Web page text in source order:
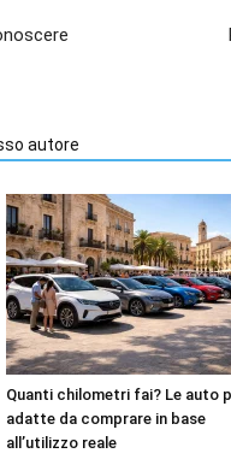
autore
Quanti chilometri fai? Le auto
adatte da comprare in base
all’utilizzo reale